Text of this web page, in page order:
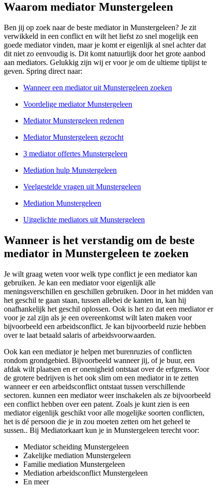
Waarom mediator Munstergeleen
Ben jij op zoek naar de beste mediator in Munstergeleen? Je zit
verwikkeld in een conflict en wilt het liefst zo snel mogelijk een
goede mediator vinden, maar je komt er eigenlijk al snel achter dat
dit niet zo eenvoudig is. Dit komt natuurlijk door het grote aanbod
aan mediators. Gelukkig zijn wij er voor je om de ultieme tiplijst te
geven. Spring direct naar:
Wanneer een mediator uit Munstergeleen zoeken
Voordelige mediator Munstergeleen
Mediator Munstergeleen redenen
Mediator Munstergeleen gezocht
3 mediator offertes Munstergeleen
Mediation hulp Munstergeleen
Veelgestelde vragen uit Munstergeleen
Mediation Munstergeleen
Uitgelichte mediators uit Munstergeleen
Wanneer is het verstandig om de beste
mediator in Munstergeleen te zoeken
Je wilt graag weten voor welk type conflict je een mediator kan
gebruiken. Je kan een mediator voor eigenlijk alle
meningsverschillen en geschillen gebruiken. Door in het midden van
het geschil te gaan staan, tussen allebei de kanten in, kan hij
onafhankelijk het geschil oplossen. Ook is het zo dat een mediator er
voor je zal zijn als je een overeenkomst wilt laten maken voor
bijvoorbeeld een arbeidsconflict. Je kan bijvoorbeeld ruzie hebben
over te laat betaald salaris of arbeidsvoorwaarden.
Ook kan een mediator je helpen met burenruzies of conflicten
rondom grondgebied. Bijvoorbeeld wanneer jij, of je buur, een
afdak wilt plaatsen en er onenigheid ontstaat over de erfgrens. Voor
de grotere bedrijven is het ook slim om een mediator in te zetten
wanneer er een arbeidsconflict ontstaat tussen verschillende
sectoren. kunnen een mediator weer inschakelen als ze bijvoorbeeld
een conflict hebben over een patent. Zoals je kunt zien is een
mediator eigenlijk geschikt voor alle mogelijke soorten conflicten,
het is dé persoon die je in zou moeten zetten om het geheel te
sussen.. Bij Mediatorkaart kun je in Munstergeleen terecht voor:
Mediator scheiding Munstergeleen
Zakelijke mediation Munstergeleen
Familie mediation Munstergeleen
Mediation arbeidsconflict Munstergeleen
En meer